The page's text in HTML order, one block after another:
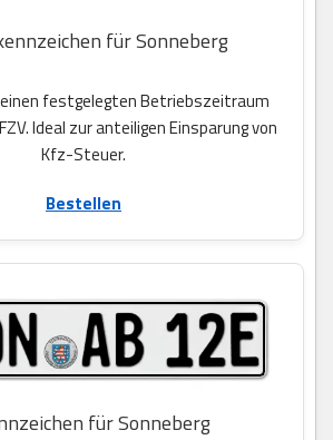
für Sonneberg
festgelegten Betriebszeitraum
Ideal zur anteiligen Einsparung von
Kfz-Steuer.
Bestellen
für Sonneberg